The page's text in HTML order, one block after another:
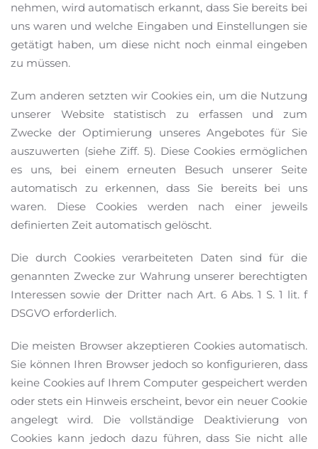
nehmen, wird automatisch erkannt, dass Sie bereits bei
uns waren und welche Eingaben und Einstellungen sie
getätigt haben, um diese nicht noch einmal eingeben
zu müssen.
Zum anderen setzten wir Cookies ein, um die Nutzung
unserer Website statistisch zu erfassen und zum
Zwecke der Optimierung unseres Angebotes für Sie
auszuwerten (siehe Ziff. 5). Diese Cookies ermöglichen
es uns, bei einem erneuten Besuch unserer Seite
automatisch zu erkennen, dass Sie bereits bei uns
waren. Diese Cookies werden nach einer jeweils
definierten Zeit automatisch gelöscht.
Die durch Cookies verarbeiteten Daten sind für die
genannten Zwecke zur Wahrung unserer berechtigten
Interessen sowie der Dritter nach Art. 6 Abs. 1 S. 1 lit. f
DSGVO erforderlich.
Die meisten Browser akzeptieren Cookies automatisch.
Sie können Ihren Browser jedoch so konfigurieren, dass
keine Cookies auf Ihrem Computer gespeichert werden
oder stets ein Hinweis erscheint, bevor ein neuer Cookie
angelegt wird. Die vollständige Deaktivierung von
Cookies kann jedoch dazu führen, dass Sie nicht alle